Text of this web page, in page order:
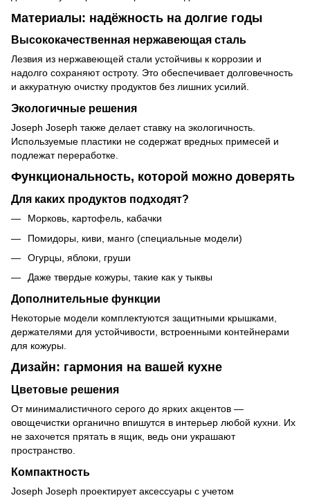
Материалы: надёжность на долгие годы
Высококачественная нержавеющая сталь
Лезвия из нержавеющей стали устойчивы к коррозии и
надолго сохраняют остроту. Это обеспечивает долговечность
и аккуратную очистку продуктов без лишних усилий.
Экологичные решения
Joseph Joseph также делает ставку на экологичность.
Используемые пластики не содержат вредных примесей и
подлежат переработке.
Функциональность, которой можно доверять
Для каких продуктов подходят?
Морковь, картофель, кабачки
Помидоры, киви, манго (специальные модели)
Огурцы, яблоки, груши
Даже твердые кожуры, такие как у тыквы
Дополнительные функции
Некоторые модели комплектуются защитными крышками,
держателями для устойчивости, встроенными контейнерами
для кожуры.
Дизайн: гармония на вашей кухне
Цветовые решения
От минималистичного серого до ярких акцентов —
овощечистки органично впишутся в интерьер любой кухни. Их
не захочется прятать в ящик, ведь они украшают
пространство.
Компактность
Joseph Joseph проектирует аксессуары с учетом